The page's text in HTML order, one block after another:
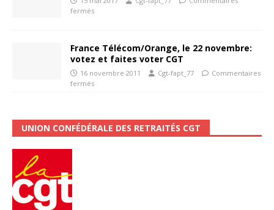
fermés
France Télécom/Orange, le 22 novembre:
votez et faites voter CGT
16 novembre 2011 Cgt-fapt_77
Commentaires
fermés
UNION CONFÉDÉRALE DES RETRAITÉS CGT